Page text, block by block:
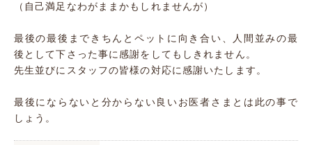
（自己満足なわがままかもしれませんが）
最後の最後まできちんとペットに向き合い、人間並みの最
後として下さった事に感謝をしてもしきれません。
先生並びにスタッフの皆様の対応に感謝いたします。
最後にならないと分からない良いお医者さまとは此の事で
しょう。